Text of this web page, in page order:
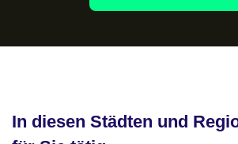
In diesen Städten und